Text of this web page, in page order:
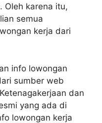
Oleh karena itu,
semua
kerja dari
info lowongan
sumber web
dan
yang ada di
lowongan kerja